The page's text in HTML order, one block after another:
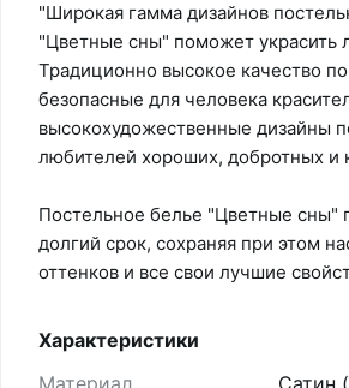
"Широкая гамма дизайнов
"Цветные сны" поможет украсить
Традиционно высокое качество
безопасные для человека
высокохудожественные дизайны
любителей хороших, добротных и
Постельное белье "Цветные сны"
долгий срок, сохраняя при этом
оттенков и все свои лучшие
Характеристики
Материал
Сатин